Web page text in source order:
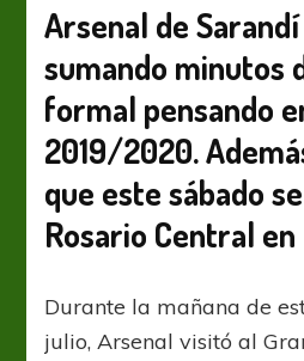
Arsenal de
sumando minutos
formal pensando
2019/2020.
que este sábado
Rosario Central en
Durante la mañana de
julio, Arsenal visitó al